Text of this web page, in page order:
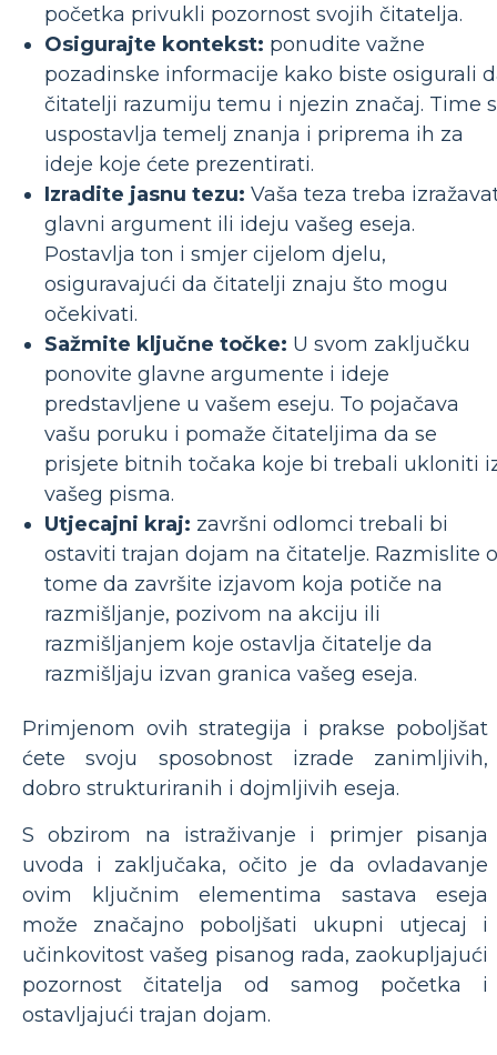
početka privukli pozornost svojih čitatelja.
Osigurajte kontekst: ponudite važne
pozadinske informacije kako biste osigurali
čitatelji razumiju temu i njezin značaj. Time
uspostavlja temelj znanja i priprema ih za
ideje koje ćete prezentirati.
Izradite jasnu tezu: Vaša teza treba
glavni argument ili ideju vašeg eseja.
Postavlja ton i smjer cijelom djelu,
osiguravajući da čitatelji znaju što mogu
očekivati.
Sažmite ključne točke: U svom zaključku
ponovite glavne argumente i ideje
predstavljene u vašem eseju. To pojačava
vašu poruku i pomaže čitateljima da se
prisjete bitnih točaka koje bi trebali ukloniti
vašeg pisma.
Utjecajni kraj: završni odlomci trebali bi
ostaviti trajan dojam na čitatelje. Razmislite o
tome da završite izjavom koja potiče na
razmišljanje, pozivom na akciju ili
razmišljanjem koje ostavlja čitatelje da
razmišljaju izvan granica vašeg eseja.
Primjenom ovih strategija i prakse poboljšat
ćete svoju sposobnost izrade zanimljivih,
dobro strukturiranih i dojmljivih eseja.
S obzirom na istraživanje i primjer pisanja
uvoda i zaključaka, očito je da ovladavanje
ovim ključnim elementima sastava eseja
može značajno poboljšati ukupni utjecaj i
učinkovitost vašeg pisanog rada, zaokupljajući
pozornost čitatelja od samog početka i
ostavljajući trajan dojam.